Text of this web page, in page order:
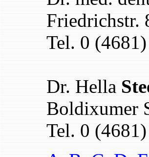
Friedrichstr.
Tel. 0
Dr. Hella
Boldixumer
Tel. 0